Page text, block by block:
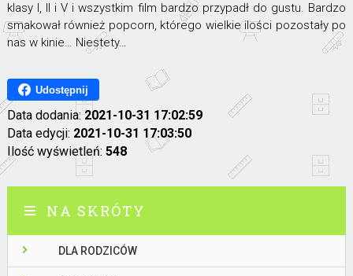
klasy I, II i V i wszystkim film bardzo przypadł do gustu. Bardzo
smakował również popcorn, którego wielkie ilości pozostały po
nas w kinie… Niestety…
Udostępnij
Data dodania:2021-10-31 17:02:59
Data edycji: 2021-10-31 17:03:50
Ilość wyświetleń: 548
NA SKRÓTY
DLA RODZICÓW